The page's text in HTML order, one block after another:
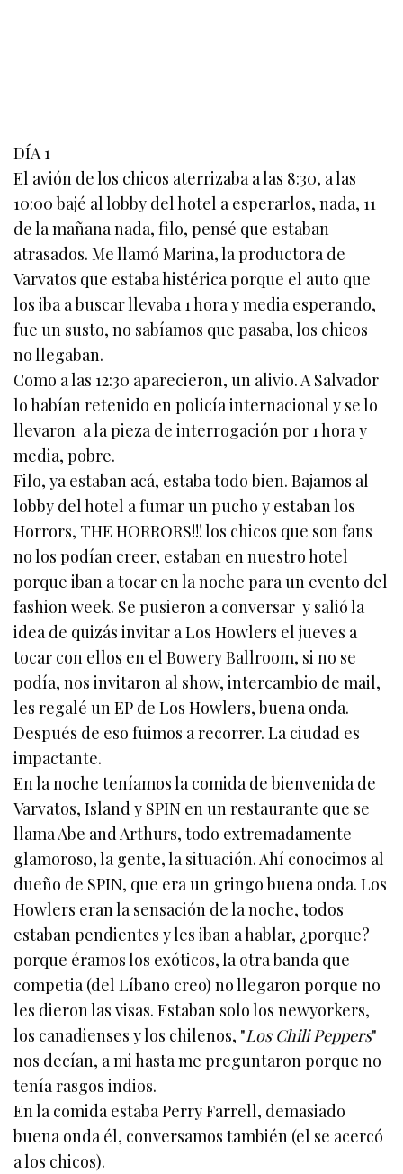
DÍA 1
El avión de los chicos aterrizaba a las 8:30, a las
10:00 bajé al lobby del hotel a esperarlos, nada, 11
de la mañana nada, filo, pensé que estaban
atrasados. Me llamó Marina, la productora de
Varvatos que estaba histérica porque el auto que
los iba a buscar llevaba 1 hora y media esperando,
fue un susto, no sabíamos que pasaba, los chicos
no llegaban.
Como a las 12:30 aparecieron, un alivio. A Salvador
lo habían retenido en policía internacional y se lo
llevaron a la pieza de interrogación por 1 hora y
media, pobre.
Filo, ya estaban acá, estaba todo bien. Bajamos al
lobby del hotel a fumar un pucho y estaban los
Horrors, THE HORRORS!!! los chicos que son fans
no los podían creer, estaban en nuestro hotel
porque iban a tocar en la noche para un evento del
fashion week. Se pusieron a conversar y salió la
idea de quizás invitar a Los Howlers el jueves a
tocar con ellos en el Bowery Ballroom, si no se
podía, nos invitaron al show, intercambio de mail,
les regalé un EP de Los Howlers, buena onda.
Después de eso fuimos a recorrer. La ciudad es
impactante.
En la noche teníamos la comida de bienvenida de
Varvatos, Island y SPIN en un restaurante que se
llama Abe and Arthurs, todo extremadamente
glamoroso, la gente, la situación. Ahí conocimos al
dueño de SPIN, que era un gringo buena onda. Los
Howlers eran la sensación de la noche, todos
estaban pendientes y les iban a hablar, ¿porque?
porque éramos los exóticos, la otra banda que
competia (del Líbano creo) no llegaron porque no
les dieron las visas. Estaban solo los newyorkers,
los canadienses y los chilenos, "Los Chili Peppers"
nos decían, a mi hasta me preguntaron porque no
tenía rasgos indios.
En la comida estaba Perry Farrell, demasiado
buena onda él, conversamos también (el se acercó
a los chicos).